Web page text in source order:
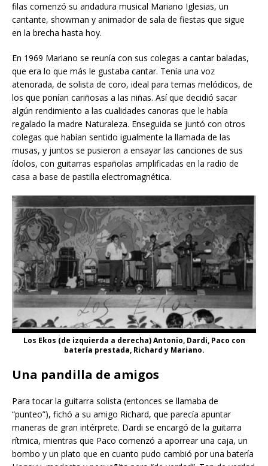
filas comenzó su andadura musical Mariano Iglesias, un
cantante, showman y animador de sala de fiestas que sigue
en la brecha hasta hoy.
En 1969 Mariano se reunía con sus colegas a cantar baladas,
que era lo que más le gustaba cantar. Tenía una voz
atenorada, de solista de coro, ideal para temas melódicos, de
los que ponían cariñosas a las niñas. Así que decidió sacar
algún rendimiento a las cualidades canoras que le había
regalado la madre Naturaleza. Enseguida se juntó con otros
colegas que habían sentido igualmente la llamada de las
musas, y juntos se pusieron a ensayar las canciones de sus
ídolos, con guitarras españolas amplificadas en la radio de
casa a base de pastilla electromagnética.
Los Ekos (de izquierda a derecha) Antonio, Dardi, Paco con
batería prestada, Richard y Mariano.
Una pandilla de amigos
Para tocar la guitarra solista (entonces se llamaba de
“punteo”), fichó a su amigo Richard, que parecía apuntar
maneras de gran intérprete. Dardi se encargó de la guitarra
rítmica, mientras que Paco comenzó a aporrear una caja, un
bombo y un plato que en cuanto pudo cambió por una batería